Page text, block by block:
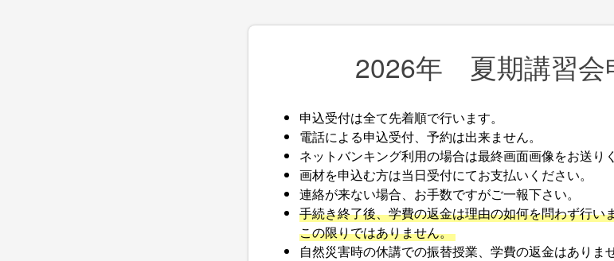
2026年 夏期講習会
申込受付は全て先着順で行います。
電話による申込受付、予約は出来ません。
ネットバンキング利用の場合は最終画面画像をお送り
画材を申込む方は当日受付にてお支払いください。
連絡が来ない場合、お手数ですがご一報下さい。
手続き終了後、学費の返金は理由の如何を問わず行い
この限りではありません。
自然災害時の休講での振替授業、学費の返金はありま